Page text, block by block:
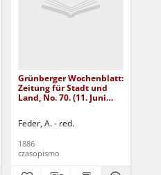
Grünberger Wochenblatt:
Zeitung für Stadt und
Land, No. 70. (11. Juni
Feder, A. - red.
1886
czasopismo